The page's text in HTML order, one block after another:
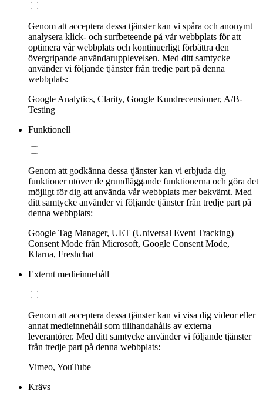
Genom att acceptera dessa tjänster kan vi spåra och anonymt
analysera klick- och surfbeteende på vår webbplats för att
optimera vår webbplats och kontinuerligt förbättra den
övergripande användarupplevelsen. Med ditt samtycke
använder vi följande tjänster från tredje part på denna
webbplats:
Google Analytics, Clarity, Google Kundrecensioner, A/B-
Testing
Funktionell
Genom att godkänna dessa tjänster kan vi erbjuda dig
funktioner utöver de grundläggande funktionerna och göra det
möjligt för dig att använda vår webbplats mer bekvämt. Med
ditt samtycke använder vi följande tjänster från tredje part på
denna webbplats:
Google Tag Manager, UET (Universal Event Tracking)
Consent Mode från Microsoft, Google Consent Mode,
Klarna, Freshchat
Externt medieinnehåll
Genom att acceptera dessa tjänster kan vi visa dig videor eller
annat medieinnehåll som tillhandahålls av externa
leverantörer. Med ditt samtycke använder vi följande tjänster
från tredje part på denna webbplats:
Vimeo, YouTube
Krävs